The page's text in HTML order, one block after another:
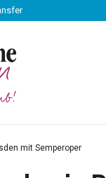
mit Semperoper